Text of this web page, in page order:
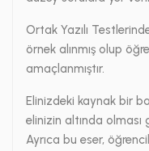
Ortak Yazılı
örnek alınmış olup
amaçlanmıştır.
Elinizdeki kaynak bir
elinizin altında olması
Ayrıca bu eser,